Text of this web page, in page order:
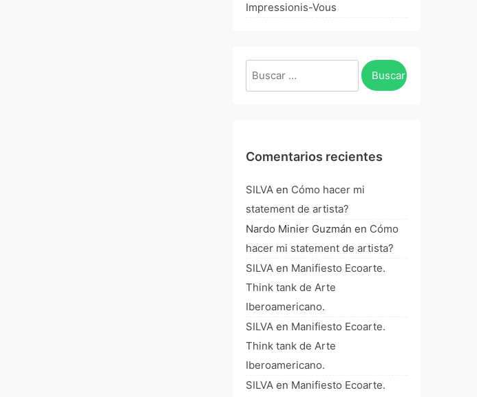
Impressionis-Vous
Buscar:
Comentarios recientes
SILVA en Cómo hacer mi
statement de artista?
Nardo Minier Guzmán en Cómo
hacer mi statement de artista?
SILVA en Manifiesto Ecoarte.
Think tank de Arte
Iberoamericano.
SILVA en Manifiesto Ecoarte.
Think tank de Arte
Iberoamericano.
SILVA en Manifiesto Ecoarte.